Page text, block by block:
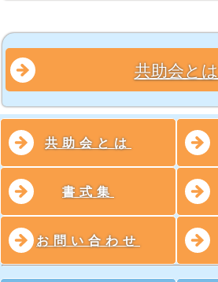
共助会とは
共助会とは
書式集
お問い合わせ